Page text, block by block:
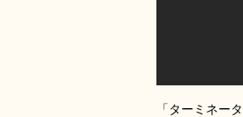
「ターミネー